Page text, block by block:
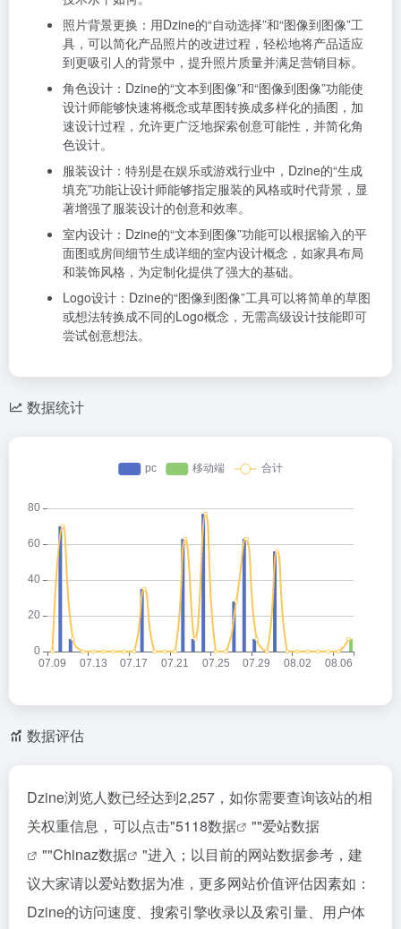
照片背景更换：用Dzine的“自动选择”和“图像到图像”工
具，可以简化产品照片的改进过程，轻松地将产品适应
到更吸引人的背景中，提升照片质量并满足营销目标。
角色设计：Dzine的“文本到图像”和“图像到图像”功能使
设计师能够快速将概念或草图转换成多样化的插图，加
速设计过程，允许更广泛地探索创意可能性，并简化角
色设计。
服装设计：特别是在娱乐或游戏行业中，Dzine的“生成
填充”功能让设计师能够指定服装的风格或时代背景，显
著增强了服装设计的创意和效率。
室内设计：Dzine的“文本到图像”功能可以根据输入的平
面图或房间细节生成详细的室内设计概念，如家具布局
和装饰风格，为定制化提供了强大的基础。
Logo设计：Dzine的“图像到图像”工具可以将简单的草图
或想法转换成不同的Logo概念，无需高级设计技能即可
尝试创意想法。
数据统计
数据评估
Dzine浏览人数已经达到2,257，如你需要查询该站的相
关权重信息，可以点击"5118数据 ""爱站数据
""Chinaz数据
"进入；以目前的网站数据参考，建
议大家请以爱站数据为准，更多网站价值评估因素如：
Dzine的访问速度、搜索引擎收录以及索引量、用户体